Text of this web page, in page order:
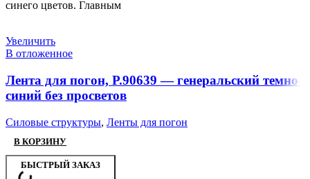
синего цветов. Главным
Увеличить
В отложенное
Лента для погон, Р.90639 — генеральский темно-
синий без просветов
Силовые структуры, Ленты для погон
В КОРЗИНУ
БЫСТРЫЙ ЗАКАЗ